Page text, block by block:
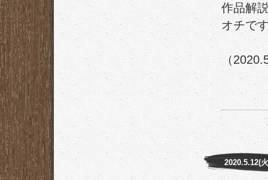
作品解
オチで
（
2020.5.12(